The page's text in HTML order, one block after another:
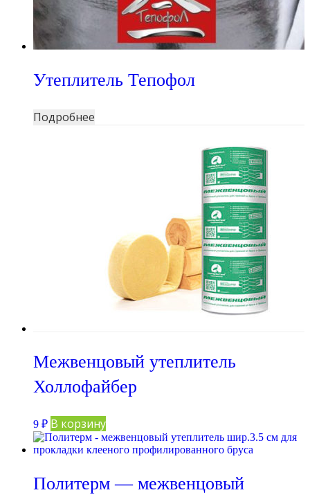
Утеплитель Тепофол
Подробнее
Межвенцовый утеплитель
Холлофайбер
9 ₽ В корзину
Политерм — межвенцовый